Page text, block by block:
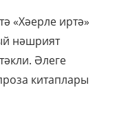
«Хәерле иртә»
нәшрият
Әлеге
китаплары